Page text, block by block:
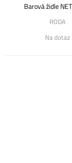
Barová židle
RODA
Na dotaz